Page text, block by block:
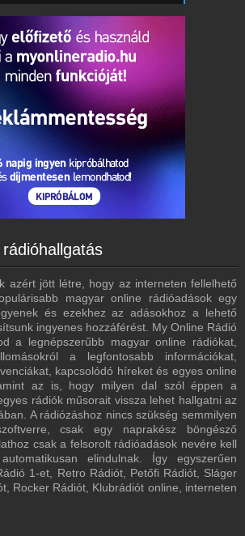
azért jött létre, hogy az interneten fellelhető
magyar online rádióadások egy
és ezekhez az adásokhoz a lehető
ingyenes hozzáférést. My Online Rádió
a legnépszerűbb magyar online rádiókat,
a legfontosabb információkat,
kapcsolódó híreket és egyes online
az is, hogy milyen dal szól éppen a
rádiók műsorait vissza lehet hallgatni az
A rádiózáshoz nincs szükség semmilyen
csak egy naprakész böngésző
csak a felsorolt rádióadások nevére kell
elindulnak. Így egyszerűen
1-et, Retro Rádiót, Petőfi Rádiót, Sláger
Rocker Rádiót, Klubrádiót online, interneten